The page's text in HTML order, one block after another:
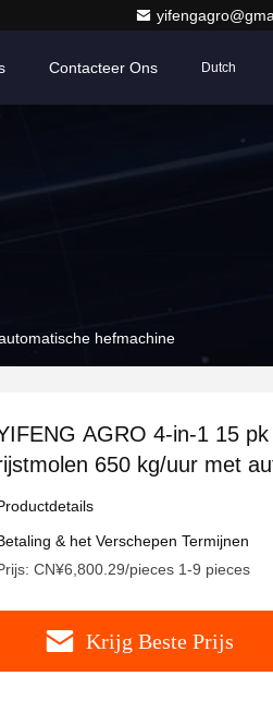
Contacteer Ons Dutch
hefmachine
AGRO 4-in-1 15
650 kg/uur met
& het Verschepen Termijnen
CN¥6,800.29/pieces 1-9 pieces
Krijg Beste Prijs